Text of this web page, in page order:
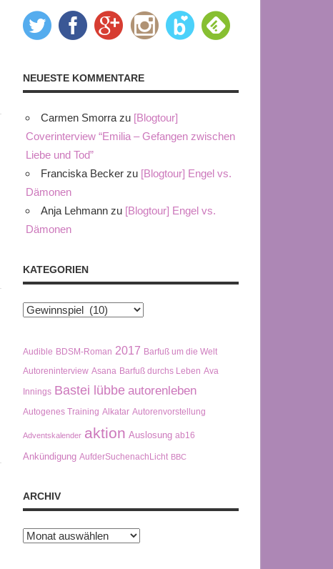
NEUESTE KOMMENTARE
Carmen Smorra zu [Blogtour]
Coverinterview “Emilia – Gefangen zwischen
Liebe und Tod”
Franciska Becker zu [Blogtour] Engel vs.
Dämonen
Anja Lehmann zu [Blogtour] Engel vs.
Dämonen
KATEGORIEN
Kategorien
Audible BDSM-Roman 2017 Barfuß um die Welt
Autoreninterview Asana Barfuß durchs Leben Ava
Innings Bastei lübbe autorenleben
Autogenes Training Alkatar Autorenvorstellung
Adventskalender aktion Auslosung ab16
Ankündigung AufderSuchenachLicht BBC
ARCHIV
Archiv